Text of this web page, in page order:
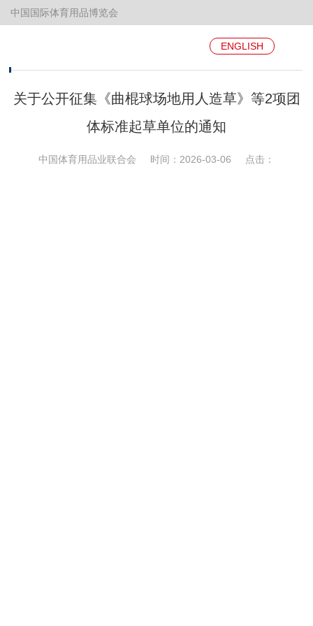
中国国际体育用品博览会
ENGLISH
标准工作>标准化动态
关于公开征集《曲棍球场地用人造草》等2项团
体标准起草单位的通知
中国体育用品业联合会 时间：2026-03-06 点击：